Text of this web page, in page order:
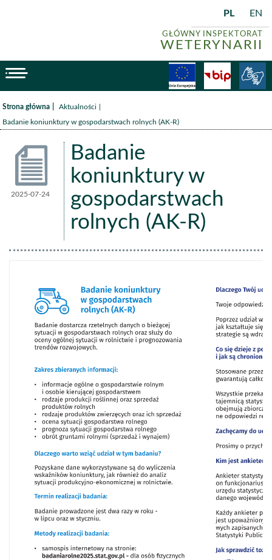
GŁÓWNY INSPEKTORAT
WETERYNARII
PL EN
BiP
Strona główna /Aktualności
Badanie koniunktury w gospodarstwach rolnych (AK-R)
Badanie
koniunktury w
gospodarstwach
rolnych (AK-R)
Aktualności
2025-07-24